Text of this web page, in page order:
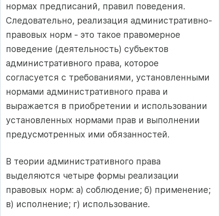
нормах предписаний, правил поведения.
Следовательно, реализация административно-
правовых норм - это такое правомерное
поведение (деятельность) субъектов
административного права, которое
согласуется с требованиями, установленными
нормами административного права и
выражается в приобретении и использовании
установленных нормами прав и выполнении
предусмотренных ими обязанностей.
В теории административного права
выделяются четыре формы реализации
правовых норм: а) соблюдение; б) применение;
в) исполнение; г) использование.